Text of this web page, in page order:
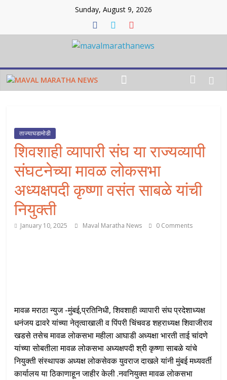
Sunday, August 9, 2026
Maval
maratha
maratha
news
ताज्याघडामोडी
शिवशाही व्यापारी संघ या राज्यव्यापी
संघटनेच्या मावळ लोकसभा
अध्यक्षपदी कृष्णा वसंत साबळे यांची
नियुक्ती
January 10, 2025 Maval Maratha News 0 Comments
मावळ मराठा न्युज -मुंबई,प्रतिनिधी, शिवशाही व्यापारी संघ प्रदेशाध्यक्ष
धनंजय ढावरे यांच्या नेतृत्वाखाली व पिंपरी चिंचवड शहराध्यक्ष शिवाजीराव
खडसे तसेच मावळ लोकसभा महीला आघाडी अध्यक्षा भारती ताई चांदणे
यांच्या सोबतीला मावळ लोकसभा अध्यक्षपदी श्री कृष्णा साबळे यांचे
नियुक्ती संस्थापक अध्यक्ष लोकसेवक युवराज दाखले यांनी मुंबई मध्यवर्ती
कार्यालय या ठिकाणाहून जाहीर केली .नवनियुक्त मावळ लोकसभा